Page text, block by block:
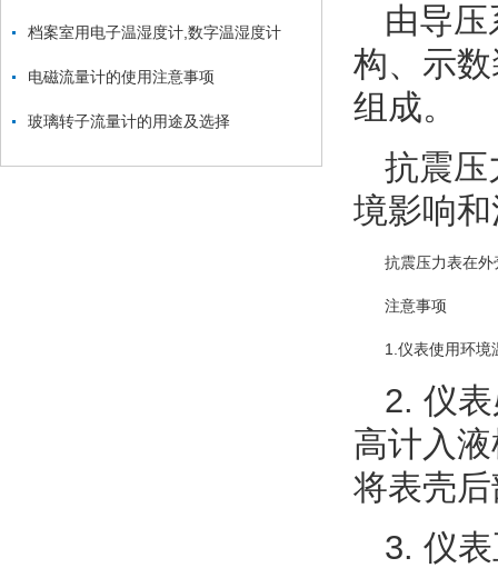
档案室用电子温湿度计,数字温湿度计
电磁流量计的使用注意事项
玻璃转子流量计的用途及选择
由导
构、示
组成。
抗震压
境影响
抗震压力表在
注意事项
1.仪表使用环
2. 仪
高计入
将表壳
3. 仪